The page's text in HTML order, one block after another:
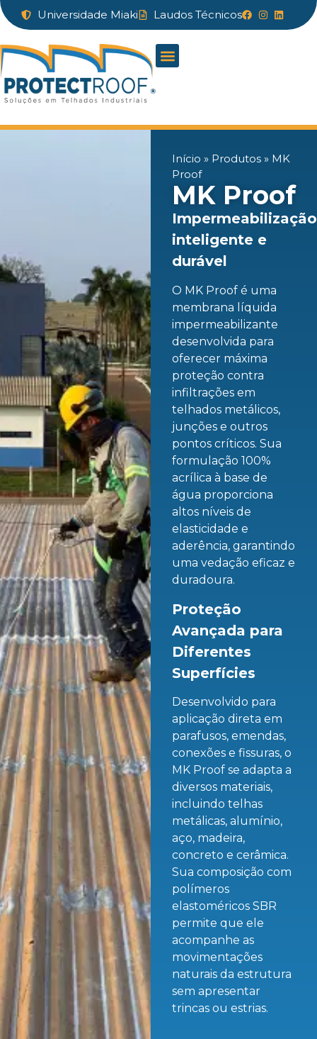
Universidade Miaki Laudos Técnicos
Início » Produtos » MK
Proof
MK Proof
Impermeabilização
inteligente e
durável
O MK Proof é uma
membrana líquida
impermeabilizante
desenvolvida para
oferecer máxima
proteção contra
infiltrações em
telhados metálicos,
junções e outros
pontos críticos. Sua
formulação 100%
acrílica à base de
água proporciona
altos níveis de
elasticidade e
aderência, garantindo
uma vedação eficaz e
duradoura.
Proteção
Avançada para
Diferentes
Superfícies
Desenvolvido para
aplicação direta em
parafusos, emendas,
conexões e fissuras, o
MK Proof se adapta a
diversos materiais,
incluindo telhas
metálicas, alumínio,
aço, madeira,
concreto e cerâmica.
Sua composição com
polímeros
elastoméricos SBR
permite que ele
acompanhe as
movimentações
naturais da estrutura
sem apresentar
trincas ou estrias.